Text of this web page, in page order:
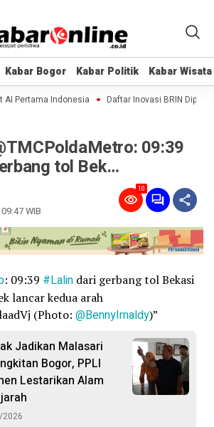
Kabar Bogor Kabar Politik Kabar Wisata
Kabar Bogor Kabar Politik Kabar Wisata
Pertama Indonesia Daftar Inovasi BRIN
09:39
tol Bek…
WIB
10
: 09:39 #Lalin dari gerbang tol Bekasi
lancar kedua arah
(Photo: @BennyIrnaldy)”
Jadikan Malasari
Bogor, PPLI
Lestarikan Alam